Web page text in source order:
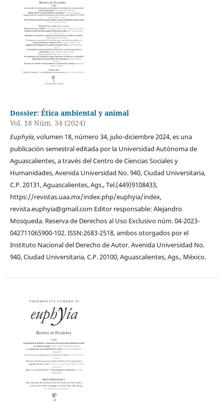
Dossier: Ética ambiental y animal
Vol. 18 Núm. 34 (2024)
Euphyía, volumen 18, número 34, julio-diciembre 2024, es una
publicación semestral editada por la Universidad Autónoma de
Aguascalientes, a través del Centro de Ciencias Sociales y
Humanidades, Avenida Universidad No. 940, Ciudad Universitaria,
C.P. 20131, Aguascalientes, Ags., Tel.(449)9108433,
https://revistas.uaa.mx/index.php/euphyia/index,
revista.euphyia@gmail.com Editor responsable: Alejandro
Mosqueda. Reserva de Derechos al Uso Exclusivo núm. 04-2023-
042711065900-102. ISSN:2683-2518, ambos otorgados por el
Instituto Nacional del Derecho de Autor. Avenida Universidad No.
940, Ciudad Universitaria, C.P. 20100, Aguascalientes, Ags., México.